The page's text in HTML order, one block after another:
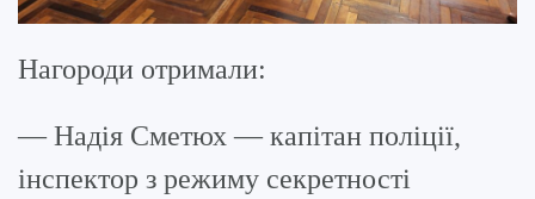
Нагороди отримали:
— Надія Сметюх — капітан поліції,
інспектор з режиму секретності